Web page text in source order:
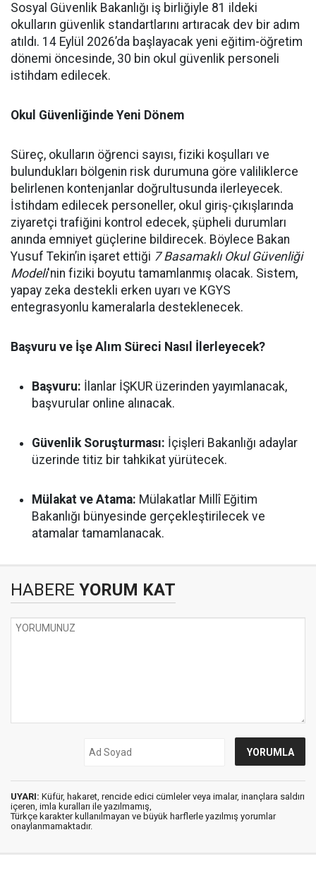
Sosyal Güvenlik Bakanlığı iş birliğiyle 81 ildeki
okulların güvenlik standartlarını artıracak dev bir adım
atıldı. 14 Eylül 2026’da başlayacak yeni eğitim-öğretim
dönemi öncesinde, 30 bin okul güvenlik personeli
istihdam edilecek.
Okul Güvenliğinde Yeni Dönem
Süreç, okulların öğrenci sayısı, fiziki koşulları ve
bulundukları bölgenin risk durumuna göre valiliklerce
belirlenen kontenjanlar doğrultusunda ilerleyecek.
İstihdam edilecek personeller, okul giriş-çıkışlarında
ziyaretçi trafiğini kontrol edecek, şüpheli durumları
anında emniyet güçlerine bildirecek. Böylece Bakan
Yusuf Tekin’in işaret ettiği 7 Basamaklı Okul Güvenliği
Modeli'nin fiziki boyutu tamamlanmış olacak. Sistem,
yapay zeka destekli erken uyarı ve KGYS
entegrasyonlu kameralarla desteklenecek.
Başvuru ve İşe Alım Süreci Nasıl İlerleyecek?
Başvuru: İlanlar İŞKUR üzerinden yayımlanacak,
başvurular online alınacak.
Güvenlik Soruşturması: İçişleri Bakanlığı adaylar
üzerinde titiz bir tahkikat yürütecek.
Mülakat ve Atama: Mülakatlar Millî Eğitim
Bakanlığı bünyesinde gerçekleştirilecek ve
atamalar tamamlanacak.
HABERE YORUM KAT
UYARI: Küfür, hakaret, rencide edici cümleler veya imalar, inançlara saldırı
içeren, imla kuralları ile yazılmamış,
Türkçe karakter kullanılmayan ve büyük harflerle yazılmış yorumlar
onaylanmamaktadır.